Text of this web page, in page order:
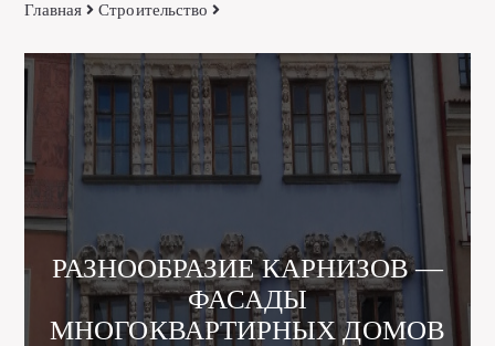
Главная Строительство
РАЗНООБРАЗИЕ КАРНИЗОВ —
ФАСАДЫ
МНОГОКВАРТИРНЫХ ДОМОВ